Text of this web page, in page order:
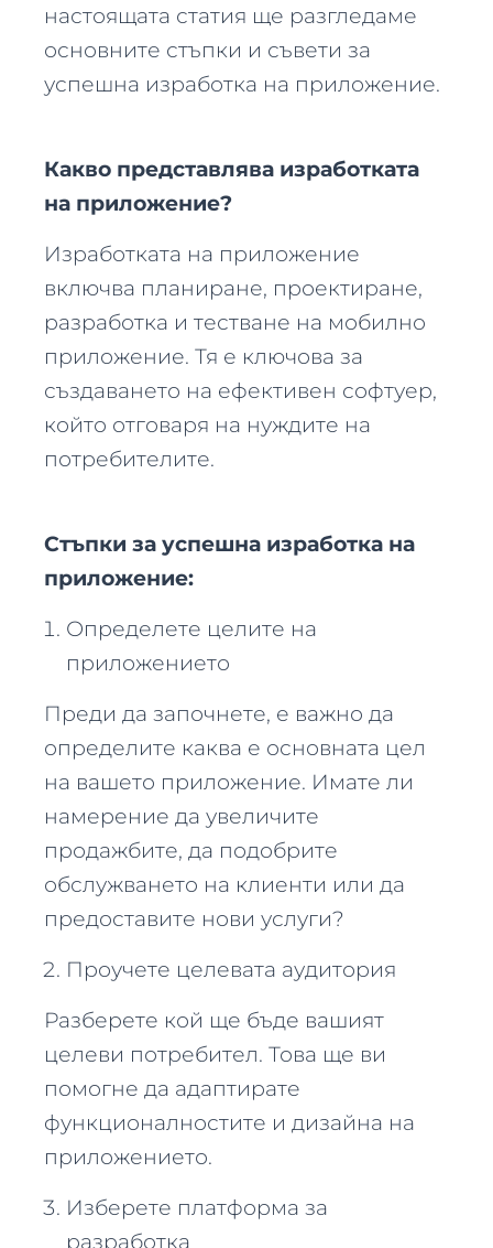
настоящата статия ще разгледаме
основните стъпки и съвети за
успешна изработка на приложение.
Какво представлява изработката
на приложение?
Изработката на приложение
включва планиране, проектиране,
разработка и тестване на мобилно
приложение. Тя е ключова за
създаването на ефективен софтуер,
който отговаря на нуждите на
потребителите.
Стъпки за успешна изработка на
приложение:
Определете целите на
приложението
Преди да започнете, е важно да
определите каква е основната цел
на вашето приложение. Имате ли
намерение да увеличите
продажбите, да подобрите
обслужването на клиенти или да
предоставите нови услуги?
Проучете целевата аудитория
Разберете кой ще бъде вашият
целеви потребител. Това ще ви
помогне да адаптирате
функционалностите и дизайна на
приложението.
Изберете платформа за
разработка